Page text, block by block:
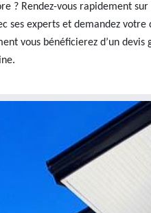
? Rendez-vous rapidement
ses experts et demandez votre
vous bénéficierez d’un devis